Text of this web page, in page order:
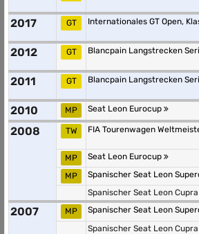
2017 GT Internationales GT Open,
2012 GT Blancpain Langstrecken
2011 GT Blancpain Langstrecken
2010 MP Seat Leon Eurocup
2008 TW FIA Tourenwagen
MP
Seat Leon Eurocup
MP
Spanischer Seat Leon
Spanischer Seat Leon
2007 MP Spanischer Seat Leon
Spanischer Seat Leon Cupra